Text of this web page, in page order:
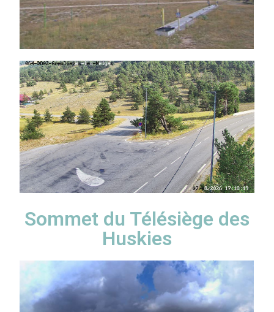
Sommet du Télésiège des
Huskies